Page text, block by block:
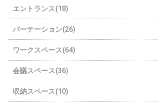
エントランス(18)
パーテーション(26)
ワークスペース(64)
会議スペース(36)
収納スペース(10)